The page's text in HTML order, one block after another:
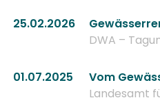
25.02.2026
DWA –
01.07.2025
Vom
Landesamt